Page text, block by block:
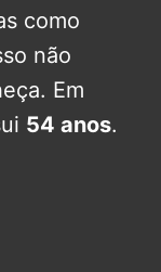
como
não
Em
54 anos.